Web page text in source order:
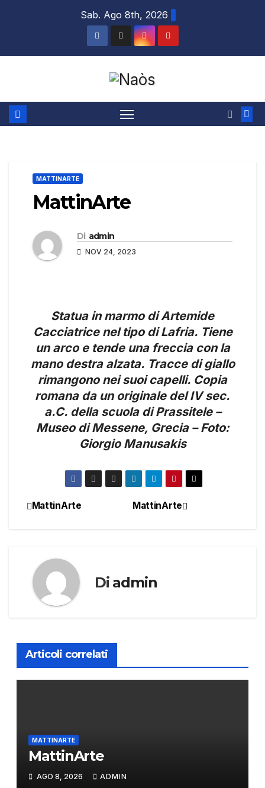
Sab. Ago 8th, 2026
MATTINARTE
MattinArte
Di admin
NOV 24, 2023
Statua in marmo di Artemide
Cacciatrice nel tipo di Lafria. Tiene
un arco e tende una freccia con la
mano destra alzata. Tracce di giallo
rimangono nei suoi capelli. Copia
romana da un originale del IV sec.
a.C. della scuola di Prassitele –
Museo di Messene, Grecia – Foto:
Giorgio Manusakis
NavigazioneMattinArte
MattinArte
Di admin
Articoli correlati
MATTINARTE
MattinArte
AGO 8, 2026 ADMIN